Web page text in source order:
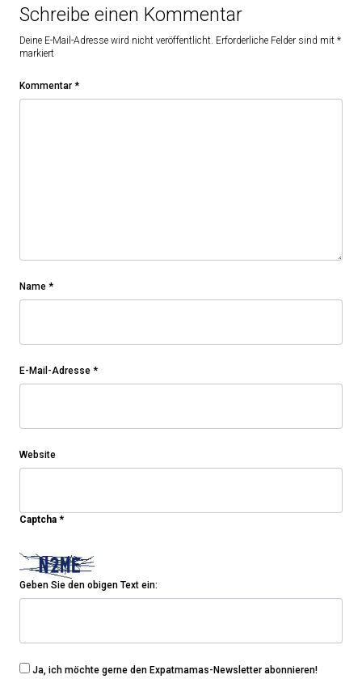
Schreibe einen Kommentar
Deine E-Mail-Adresse wird nicht veröffentlicht. Erforderliche Felder sind mit *
markiert
Kommentar *
Name *
E-Mail-Adresse *
Website
Captcha *
Geben Sie den obigen Text ein:
Ja, ich möchte gerne den Expatmamas-Newsletter abonnieren!